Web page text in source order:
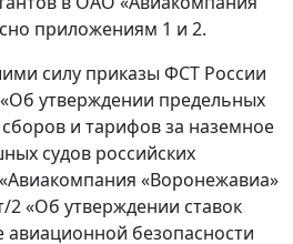
приложениям 1 и 2.
силу приказы ФСТ России
«Об утверждении предельных
и тарифов за наземное
судов российских
«Воронежавиа»
2 «Об утверждении ставок
авиационной безопасности